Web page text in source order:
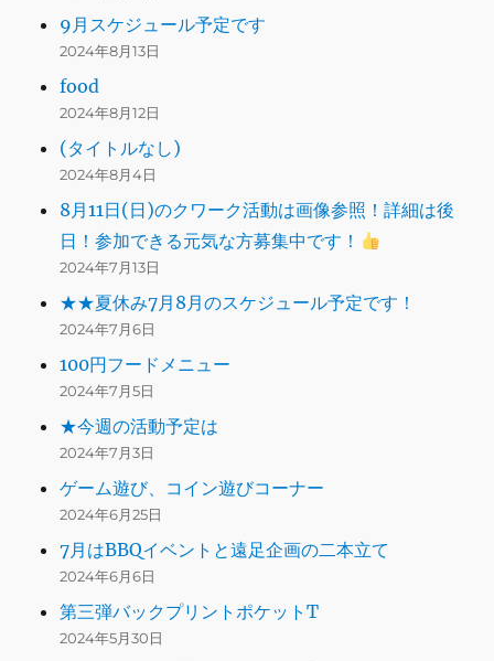
9月スケジュール予定です
2024年8月13日
food
2024年8月12日
(タイトルなし)
2024年8月4日
8月11日(日)のクワーク活動は画像参照！詳細は後
日！参加できる元気な方募集中です！
2024年7月13日
★★夏休み7月8月のスケジュール予定です！
2024年7月6日
100円フードメニュー
2024年7月5日
★今週の活動予定は
2024年7月3日
ゲーム遊び、コイン遊びコーナー
2024年6月25日
7月はBBQイベントと遠足企画の二本立て
2024年6月6日
第三弾バックプリントポケットT
2024年5月30日